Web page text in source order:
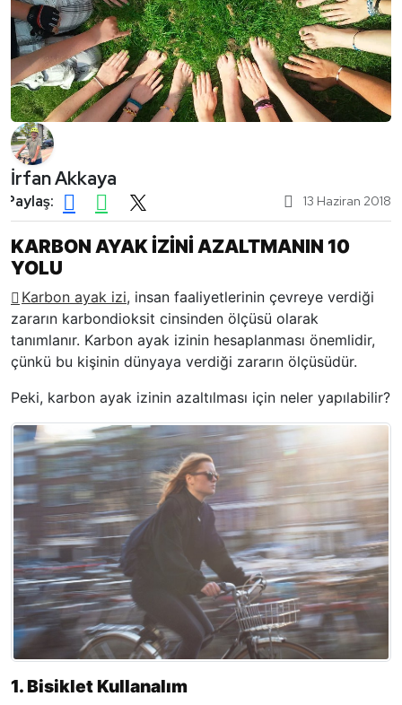
İrfan Akkaya
Paylaş: 13 Haziran 2018
KARBON AYAK İZİNİ AZALTMANIN 10
YOLU
Karbon ayak izi, insan faaliyetlerinin çevreye verdiği
zararın karbondioksit cinsinden ölçüsü olarak
tanımlanır. Karbon ayak izinin hesaplanması önemlidir,
çünkü bu kişinin dünyaya verdiği zararın ölçüsüdür.
Peki, karbon ayak izinin azaltılması için neler yapılabilir?
1. Bisiklet Kullanalım